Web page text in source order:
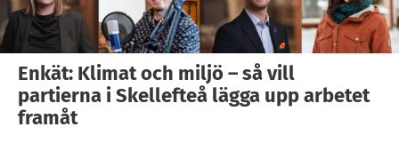
Enkät: Klimat och miljö – så vill
partierna i Skellefteå lägga upp arbetet
framåt